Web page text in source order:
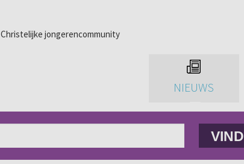
Christelijke jongerencommunity
NIEUWS
VIND